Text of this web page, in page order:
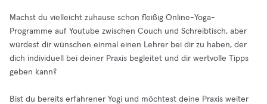
Machst du vielleicht zuhause schon fleißig Online-Yoga-
Programme auf Youtube zwischen Couch und Schreibtisch, aber
würdest dir wünschen einmal einen Lehrer bei dir zu haben, der
dich individuell bei deiner Praxis begleitet und dir wertvolle Tipps
geben kann?
Bist du bereits erfahrener Yogi und möchtest deine Praxis weiter